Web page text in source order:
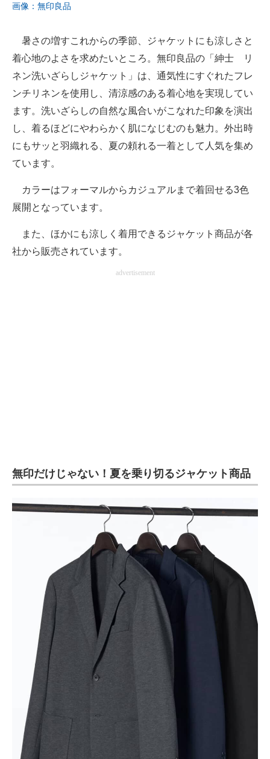
画像：無印良品
暑さの増すこれからの季節、ジャケットにも涼しさと
着心地のよさを求めたいところ。無印良品の「紳士 リ
ネン洗いざらしジャケット」は、通気性にすぐれたフレ
ンチリネンを使用し、清涼感のある着心地を実現してい
ます。洗いざらしの自然な風合いがこなれた印象を演出
し、着るほどにやわらかく肌になじむのも魅力。外出時
にもサッと羽織れる、夏の頼れる一着として人気を集め
ています。
カラーはフォーマルからカジュアルまで着回せる3色
展開となっています。
また、ほかにも涼しく着用できるジャケット商品が各
社から販売されています。
advertisement
無印だけじゃない！夏を乗り切るジャケット商品